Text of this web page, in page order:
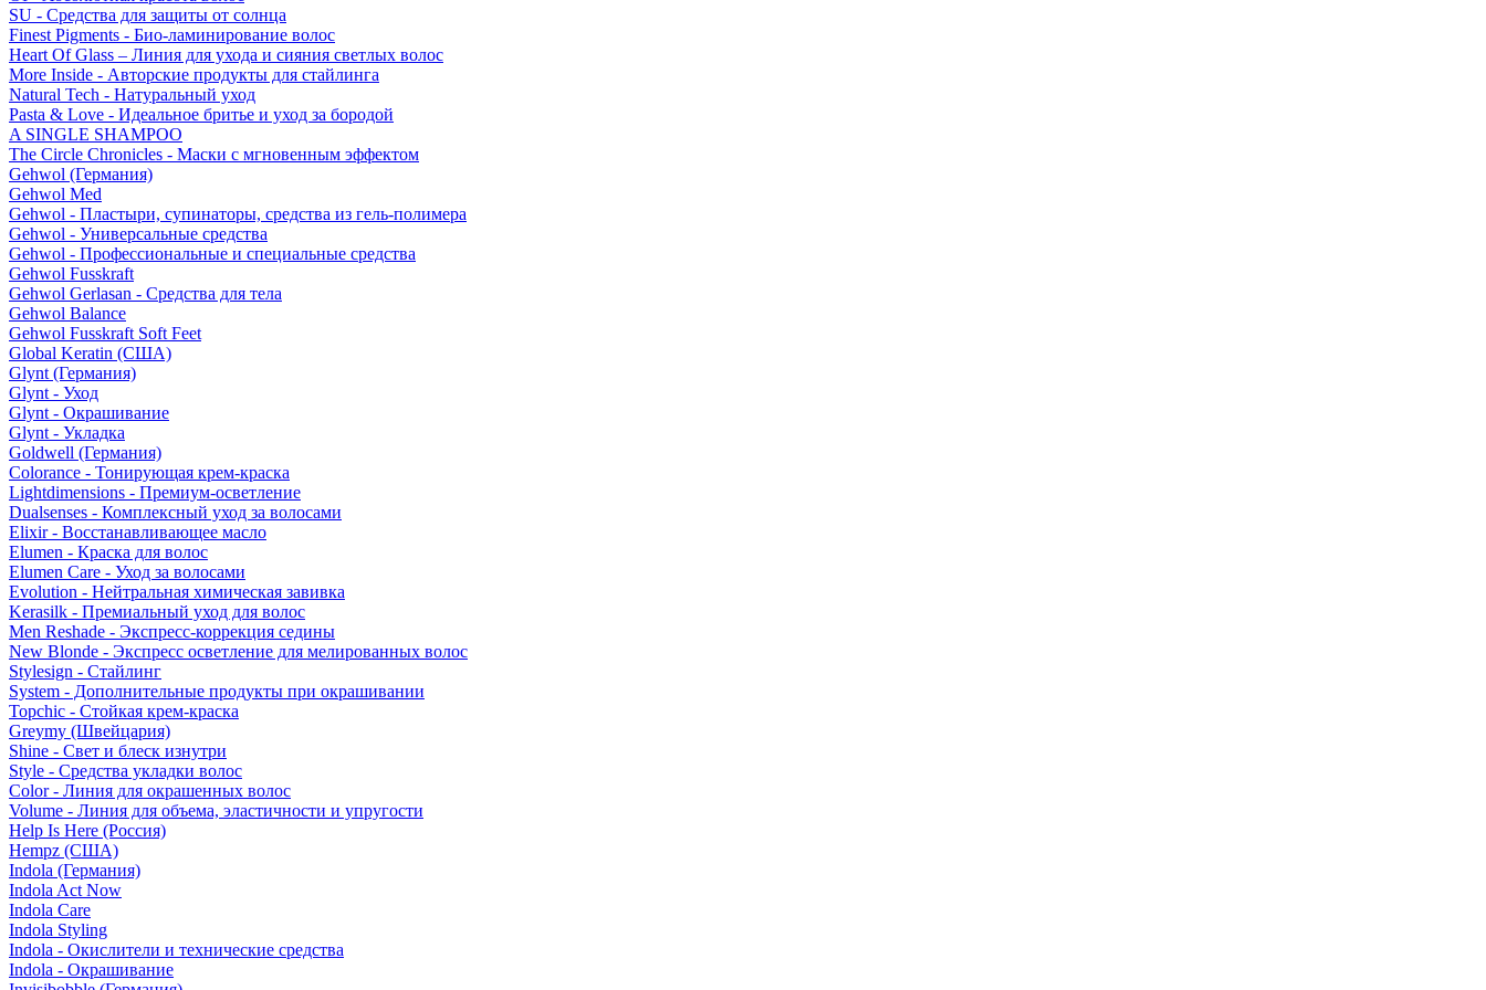
SU - Средства для защиты от солнца
Finest Pigments - Био-ламинирование волос
Heart Of Glass – Линия для ухода и сияния светлых волос
More Inside - Авторские продукты для стайлинга
Natural Tech - Натуральный уход
Pasta & Love - Идеальное бритье и уход за бородой
A SINGLE SHAMPOO
The Circle Chronicles - Маски с мгновенным эффектом
Gehwol (Германия)
Gehwol Med
Gehwol - Пластыри, супинаторы, средства из гель-полимера
Gehwol - Универсальные средства
Gehwol - Профессиональные и специальные средства
Gehwol Fusskraft
Gehwol Gerlasan - Средства для тела
Gehwol Balance
Gehwol Fusskraft Soft Feet
Global Keratin (США)
Glynt (Германия)
Glynt - Уход
Glynt - Окрашивание
Glynt - Укладка
Goldwell (Германия)
Colorance - Тонирующая крем-краска
Lightdimensions - Премиум-осветление
Dualsenses - Комплексный уход за волосами
Elixir - Восстанавливающее масло
Elumen - Краска для волос
Elumen Care - Уход за волосами
Evolution - Нейтральная химическая завивка
Kerasilk - Премиальный уход для волос
Men Reshade - Экспресс-коррекция седины
New Blonde - Экспресс осветление для мелированных волос
Stylesign - Стайлинг
System - Дополнительные продукты при окрашивании
Topchic - Стойкая крем-краска
Greymy (Швейцария)
Shine - Свет и блеск изнутри
Style - Средства укладки волос
Color - Линия для окрашенных волос
Volume - Линия для объема, эластичности и упругости
Help Is Here (Россия)
Hempz (США)
Indola (Германия)
Indola Act Now
Indola Care
Indola Styling
Indola - Окислители и технические средства
Indola - Окрашивание